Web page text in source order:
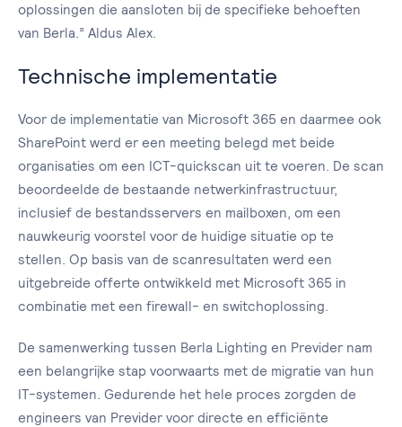
oplossingen die aansloten bij de specifieke behoeften
van Berla.” Aldus Alex.
Technische implementatie
Voor de implementatie van Microsoft 365 en daarmee ook
SharePoint werd er een meeting belegd met beide
organisaties om een ICT-quickscan uit te voeren. De scan
beoordeelde de bestaande netwerkinfrastructuur,
inclusief de bestandsservers en mailboxen, om een
nauwkeurig voorstel voor de huidige situatie op te
stellen. Op basis van de scanresultaten werd een
uitgebreide offerte ontwikkeld met Microsoft 365 in
combinatie met een firewall- en switchoplossing.
De samenwerking tussen Berla Lighting en Previder nam
een belangrijke stap voorwaarts met de migratie van hun
IT-systemen. Gedurende het hele proces zorgden de
engineers van Previder voor directe en efficiënte